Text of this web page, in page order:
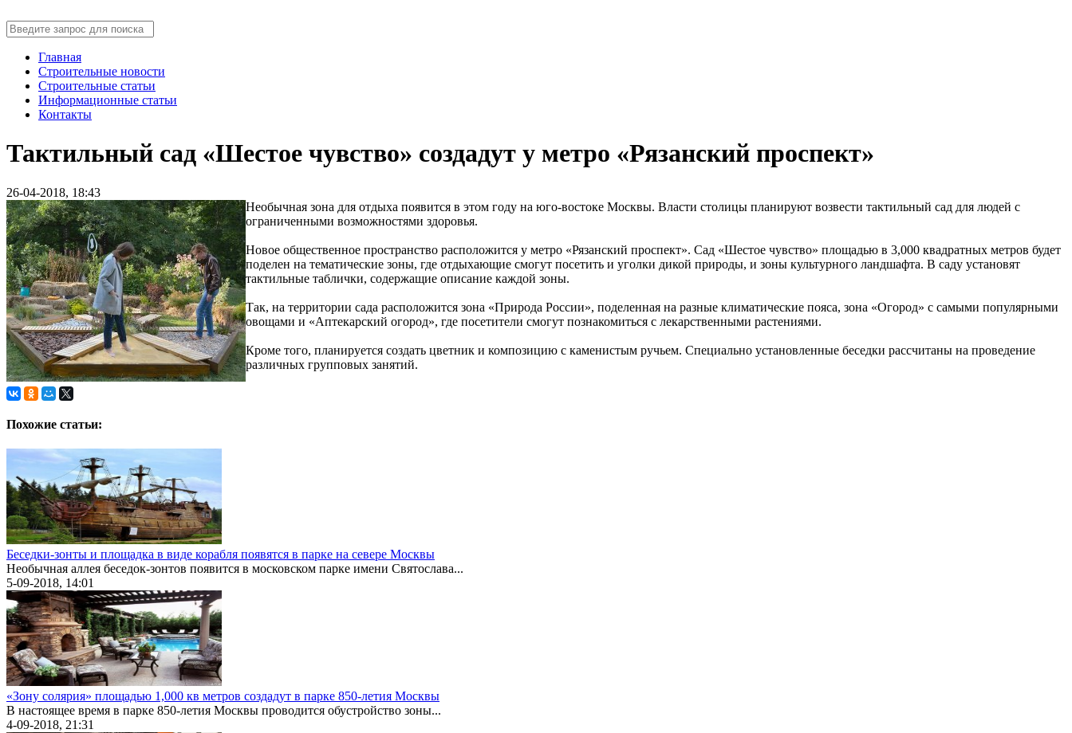
Главная
Строительные новости
Строительные статьи
Информационные статьи
Контакты
Тактильный сад «Шестое чувство» создадут у метро «Рязанский проспект»
26-04-2018, 18:43
Необычная зона для отдыха появится в этом году на юго-востоке Москвы. Власти столицы планируют возвести тактильный сад для людей с
ограниченными возможностями здоровья.
Новое общественное пространство расположится у метро «Рязанский проспект». Сад «Шестое чувство» площадью в 3,000 квадратных метров будет
поделен на тематические зоны, где отдыхающие смогут посетить и уголки дикой природы, и зоны культурного ландшафта. В саду установят
тактильные таблички, содержащие описание каждой зоны.
Так, на территории сада расположится зона «Природа России», поделенная на разные климатические пояса, зона «Огород» с самыми популярными
овощами и «Аптекарский огород», где посетители смогут познакомиться с лекарственными растениями.
Кроме того, планируется создать цветник и композицию с каменистым ручьем. Специально установленные беседки рассчитаны на проведение
различных групповых занятий.
Похожие статьи:
Беседки-зонты и площадка в виде корабля появятся в парке на севере Москвы
Необычная аллея беседок-зонтов появится в московском парке имени Святослава...
5-09-2018, 14:01
«Зону солярия» площадью 1,000 кв метров создадут в парке 850-летия Москвы
В настоящее время в парке 850-летия Москвы проводится обустройство зоны...
4-09-2018, 21:31